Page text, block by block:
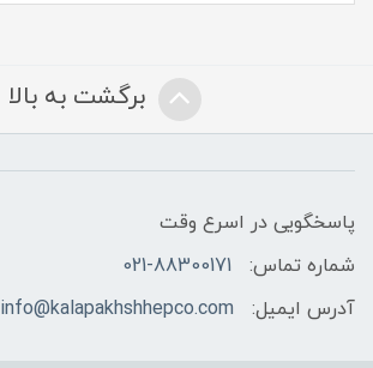
برگشت به بالا
پاسخگویی در اسرع وقت
شماره تماس:
021-88300171
آدرس ایمیل:
info@kalapakhshhepco.com